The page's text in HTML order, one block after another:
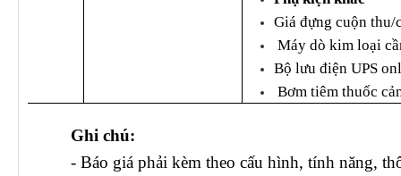
Giá đựng cuộn thu/
Máy dò kim loại
Bộ lưu điện UPS
Bơm tiêm thuốc
Ghi chú:
- Báo giá phải kèm theo cấu hình, tính năng,